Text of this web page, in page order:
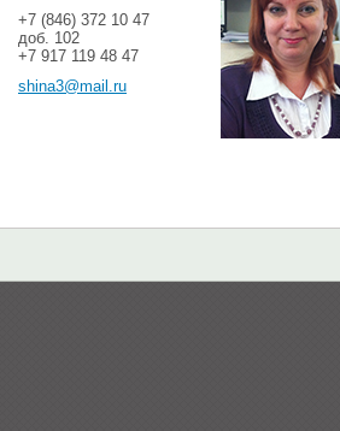
+7 (846) 372 10 47
доб. 102
+7 917 119 48 47
shina3@mail.ru